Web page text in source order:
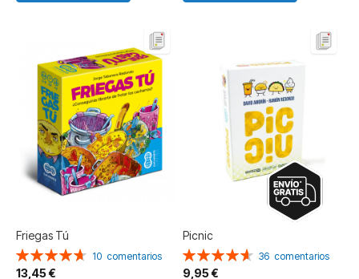
Friegas Tú
Valoración:
94%
10 comentarios
13,45 €
Picnic
Valoración:
93%
36 comentarios
9,95 €